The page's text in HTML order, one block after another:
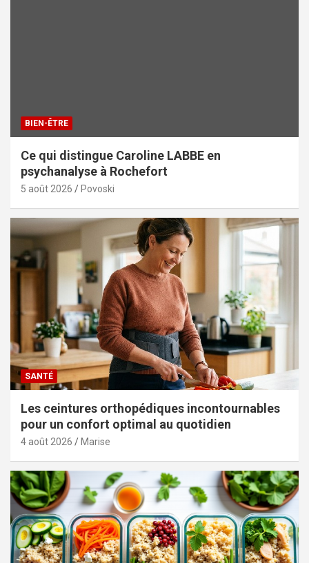
BIEN-ÊTRE
Ce qui distingue Caroline LABBE en
psychanalyse à Rochefort
5 août 2026 Povoski
SANTÉ
Les ceintures orthopédiques incontournables
pour un confort optimal au quotidien
4 août 2026 Marise